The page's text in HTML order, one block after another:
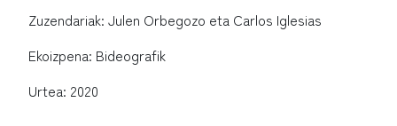
Zuzendariak: Julen Orbegozo eta Carlos Iglesias
Ekoizpena: Bideografik
Urtea: 2020